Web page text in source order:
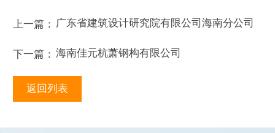
上一篇： 广东省建筑设计研究院有限公司海南分公司
下一篇： 海南佳元杭萧钢构有限公司
返回列表